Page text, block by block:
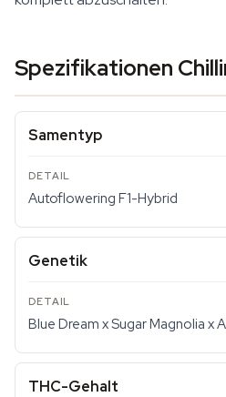
Spezifikationen
Samentyp
Autoflowering F1-Hybrid
Genetik
Blue Dream x Sugar Magnolia x
THC-Gehalt